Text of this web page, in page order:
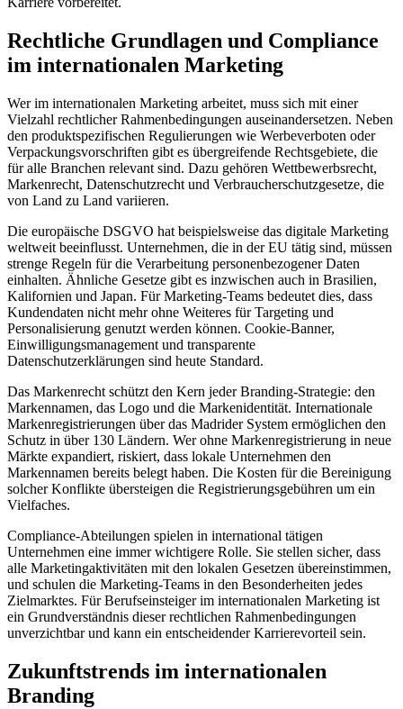
Rechtliche Grundlagen und Compliance
im internationalen Marketing
Wer im internationalen Marketing arbeitet, muss sich mit einer
Vielzahl rechtlicher Rahmenbedingungen auseinandersetzen. Neben
den produktspezifischen Regulierungen wie Werbeverboten oder
Verpackungsvorschriften gibt es übergreifende Rechtsgebiete, die
für alle Branchen relevant sind. Dazu gehören Wettbewerbsrecht,
Markenrecht, Datenschutzrecht und Verbraucherschutzgesetze, die
von Land zu Land variieren.
Die europäische DSGVO hat beispielsweise das digitale Marketing
weltweit beeinflusst. Unternehmen, die in der EU tätig sind, müssen
strenge Regeln für die Verarbeitung personenbezogener Daten
einhalten. Ähnliche Gesetze gibt es inzwischen auch in Brasilien,
Kalifornien und Japan. Für Marketing-Teams bedeutet dies, dass
Kundendaten nicht mehr ohne Weiteres für Targeting und
Personalisierung genutzt werden können. Cookie-Banner,
Einwilligungsmanagement und transparente
Datenschutzerklärungen sind heute Standard.
Das Markenrecht schützt den Kern jeder Branding-Strategie: den
Markennamen, das Logo und die Markenidentität. Internationale
Markenregistrierungen über das Madrider System ermöglichen den
Schutz in über 130 Ländern. Wer ohne Markenregistrierung in neue
Märkte expandiert, riskiert, dass lokale Unternehmen den
Markennamen bereits belegt haben. Die Kosten für die Bereinigung
solcher Konflikte übersteigen die Registrierungsgebühren um ein
Vielfaches.
Compliance-Abteilungen spielen in international tätigen
Unternehmen eine immer wichtigere Rolle. Sie stellen sicher, dass
alle Marketingaktivitäten mit den lokalen Gesetzen übereinstimmen,
und schulen die Marketing-Teams in den Besonderheiten jedes
Zielmarktes. Für Berufseinsteiger im internationalen Marketing ist
ein Grundverständnis dieser rechtlichen Rahmenbedingungen
unverzichtbar und kann ein entscheidender Karrierevorteil sein.
Zukunftstrends im internationalen
Branding